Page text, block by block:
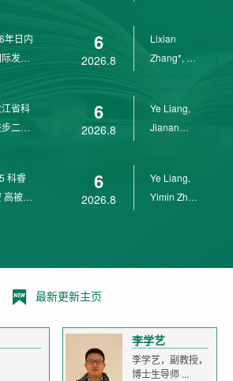
年日内
发明
省科
二等
科睿
高被引
6
2026.8
Lixian
Zhang*, Ye
6
2026.8
Ye Liang,
Jianan
6
2026.8
Ye Liang,
Yimin Zhu,
最新更新主页
李学艺
李学艺，副教授，
博士生导师 ...